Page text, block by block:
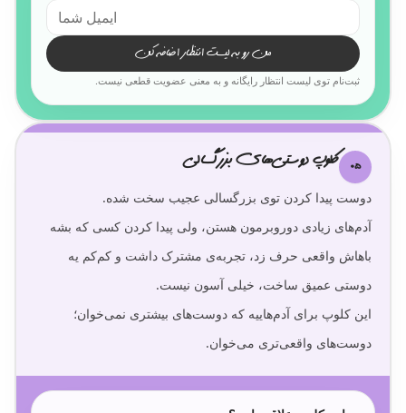
من رو به لیست انتظار اضافه کن
ثبت‌نام توی لیست انتظار رایگانه و به معنی عضویت قطعی نیست.
05 کلوپ دوستی‌های بزرگسالی
آدم‌های زیادی دوروبرمون هستن، ولی پیدا کردن کسی که بشه
باهاش واقعی حرف زد، تجربه‌ی مشترک داشت و کم‌کم یه
این کلوپ برای آدم‌هاییه که دوست‌های بیشتری نمی‌خوان؛
دوست‌های واقعی‌تری می‌خوان.